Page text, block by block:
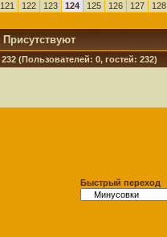
121 122 123 124 125 126 127 128
Присутствуют
232 (Пользователей: 0, гостей: 232)
Быстрый переход